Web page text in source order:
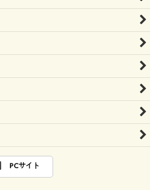
PCサイト